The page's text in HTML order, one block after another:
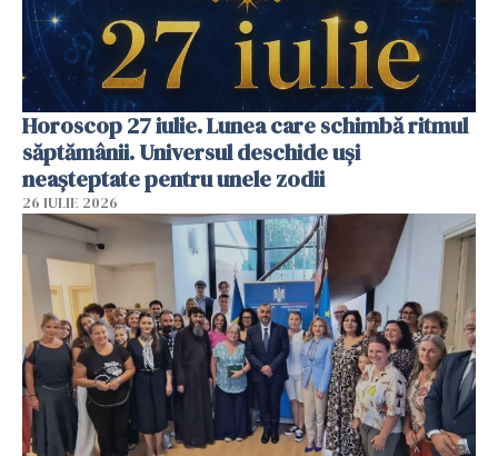
Horoscop 27 iulie. Lunea care schimbă ritmul
săptămânii. Universul deschide uși
neașteptate pentru unele zodii
26 IULIE 2026